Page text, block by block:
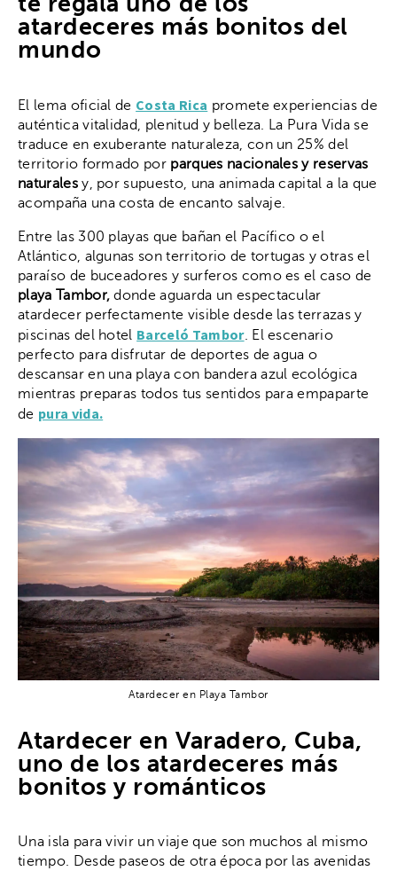
atardeceres más bonitos del
mundo
El lema oficial de Costa Rica promete experiencias de
auténtica vitalidad, plenitud y belleza. La Pura Vida se
traduce en exuberante naturaleza, con un 25% del
territorio formado por parques nacionales y reservas
naturalesy, por supuesto, una animada capital a la que
acompaña una costa de encanto salvaje.
Entre las 300 playas que bañan el Pacífico o el
Atlántico, algunas son territorio de tortugas y otras el
paraíso de buceadores y surferos como es el caso de
playa Tambor, donde aguarda un espectacular
atardecer perfectamente visible desde las terrazas y
piscinas del hotel Barceló Tambor. El escenario
perfecto para disfrutar de deportes de agua o
descansar en una playa con bandera azul ecológica
mientras preparas todos tus sentidos para empaparte
de pura vida.
Atardecer en Playa Tambor
Atardecer en Varadero, Cuba,
uno de los atardeceres más
bonitos y románticos
Una isla para vivir un viaje que son muchos al mismo
tiempo. Desde paseos de otra época por las avenidas